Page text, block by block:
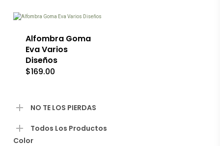
múltiples
pueden
elegir
de
Alfombra Goma
Eva Varios
Diseños
$169.00
NO TE LOS PIERDAS
Todos Los Productos
Color